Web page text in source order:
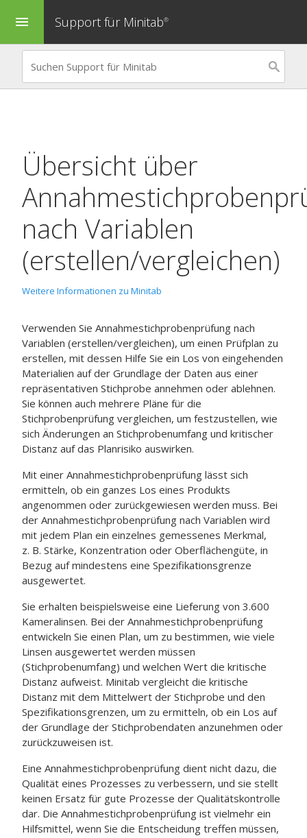
menu Support für Minitab®
Übersicht über
nach Variablen
(erstellen/vergleichen)
Weitere Informationen zu Minitab
Verwenden Sie Annahmestichprobenprüfung nach
Variablen (erstellen/vergleichen), um einen Prüfplan zu
erstellen, mit dessen Hilfe Sie ein Los von eingehenden
Materialien auf der Grundlage der Daten aus einer
repräsentativen Stichprobe annehmen oder ablehnen.
Sie können auch mehrere Pläne für die
Stichprobenprüfung vergleichen, um festzustellen, wie
sich Änderungen an Stichprobenumfang und kritischer
Distanz auf das Planrisiko auswirken.
Mit einer Annahmestichprobenprüfung lässt sich
ermitteln, ob ein ganzes Los eines Produkts
angenommen oder zurückgewiesen werden muss. Bei
der Annahmestichprobenprüfung nach Variablen wird
mit jedem Plan ein einzelnes gemessenes Merkmal,
z. B. Stärke, Konzentration oder Oberflächengüte, in
Bezug auf mindestens eine Spezifikationsgrenze
ausgewertet.
Sie erhalten beispielsweise eine Lieferung von 3.600
Kameralinsen. Bei der Annahmestichprobenprüfung
entwickeln Sie einen Plan, um zu bestimmen, wie viele
Linsen ausgewertet werden müssen
(Stichprobenumfang) und welchen Wert die kritische
Distanz aufweist. Minitab vergleicht die kritische
Distanz mit dem Mittelwert der Stichprobe und den
Spezifikationsgrenzen, um zu ermitteln, ob ein Los auf
der Grundlage der Stichprobendaten anzunehmen oder
zurückzuweisen ist.
Eine Annahmestichprobenprüfung dient nicht dazu, die
Qualität eines Prozesses zu verbessern, und sie stellt
keinen Ersatz für gute Prozesse der Qualitätskontrolle
dar. Die Annahmestichprobenprüfung ist vielmehr ein
Hilfsmittel, wenn Sie die Entscheidung treffen müssen,